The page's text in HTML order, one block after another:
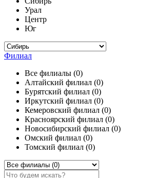
Урал
Центр
Юг
Филиал
Все филиалы (0)
Алтайский филиал (0)
Бурятский филиал (0)
Иркутский филиал (0)
Кемеровский филиал (0)
Красноярский филиал (0)
Новосибирский филиал (0)
Омский филиал (0)
Томский филиал (0)